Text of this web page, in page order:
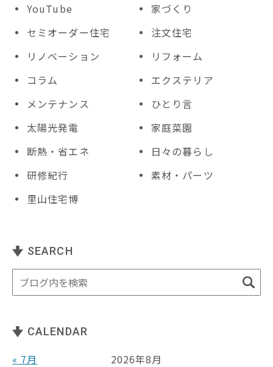
YouTube
家づくり
セミオーダー住宅
注文住宅
リノベーション
リフォーム
コラム
エクステリア
メンテナンス
ひとり言
太陽光発電
家庭菜園
断熱・省エネ
日々の暮らし
研修紀行
素材・パーツ
里山住宅博
SEARCH
CALENDAR
« 7月
2026年8月